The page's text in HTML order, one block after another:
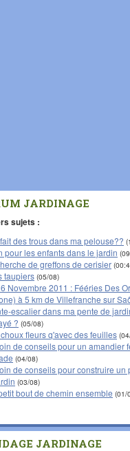
JARDINAGE
sujets :
des trous dans ma pelouse??
pour les enfants dans le jardin
de greffons de cerisier
taupiers (05/08)
Novembre 2011 : Fééries Des
à 5 km de Villefranche sur
escalier dans ma pente de
? (05/08)
fleurs q'avec des feuilles
de conseils pour un amandier
(04/08)
de conseils pour construire un
(03/08)
bout de chemin ensemble (01/
JARDINAGE